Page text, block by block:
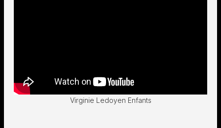
Virginie Ledoyen Enfants